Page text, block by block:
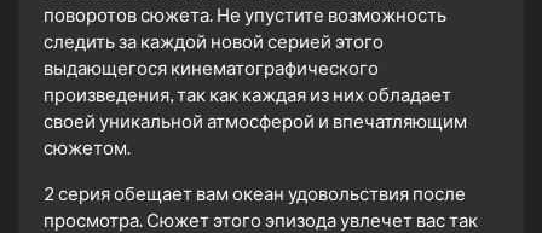
поворотов сюжета. Не упустите возможность
следить за каждой новой серией этого
выдающегося кинематографического
произведения, так как каждая из них обладает
своей уникальной атмосферой и впечатляющим
сюжетом.
2 серия обещает вам океан удовольствия после
просмотра. Сюжет этого эпизода увлечет вас так